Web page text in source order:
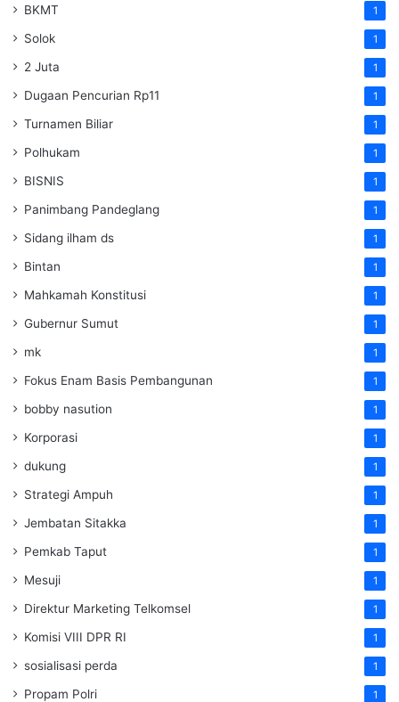
BKMT 1
Solok 1
2 Juta 1
Dugaan Pencurian Rp11 1
Turnamen Biliar 1
Polhukam 1
BISNIS 1
Panimbang Pandeglang 1
Sidang ilham ds 1
Bintan 1
Mahkamah Konstitusi 1
Gubernur Sumut 1
mk 1
Fokus Enam Basis Pembangunan 1
bobby nasution 1
Korporasi 1
dukung 1
Strategi Ampuh 1
Jembatan Sitakka 1
Pemkab Taput 1
Mesuji 1
Direktur Marketing Telkomsel 1
Komisi VIII DPR RI 1
sosialisasi perda 1
Propam Polri 1